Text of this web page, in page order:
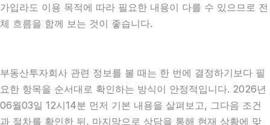
가입라도 이용 목적에 따라 필요한 내용이 다를 수 있으므로 전
체 흐름을 함께 보는 것이 좋습니다.
부동산투자회사 관련 정보를 볼 때는 한 번에 결정하기보다 필
요한 항목을 순서대로 확인하는 방식이 안정적입니다. 2026년
06월03일 12시14분 먼저 기본 내용을 살펴보고, 그다음 조건
과 절차를 확인한 뒤, 마지막으로 상담을 통해 현재 상황에 맞